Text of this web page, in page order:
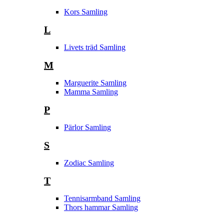
Kors Samling
L
Livets träd Samling
M
Marguerite Samling
Mamma Samling
P
Pärlor Samling
S
Zodiac Samling
T
Tennisarmband Samling
Thors hammar Samling